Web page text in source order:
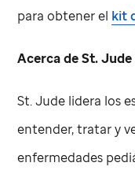
para obtener el kit
Acerca deSt. Jude
St. Jude lidera los
entender, tratar y
enfermedades